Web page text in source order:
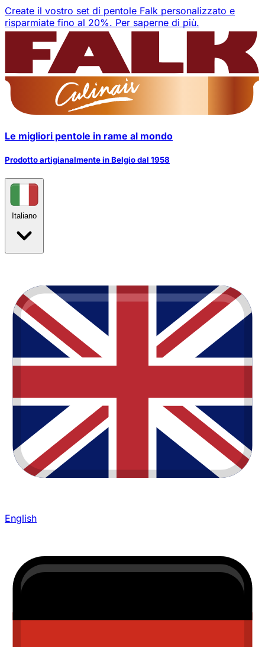
Create il vostro set di pentole Falk personalizzato e
risparmiate fino al 20%. Per saperne di più.
Le migliori pentole in rame al mondo
Prodotto artigianalmente in Belgio dal 1958
Italiano
English